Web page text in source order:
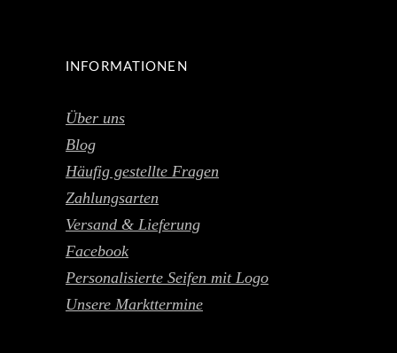
INFORMATIONEN
Über uns
Blog
Häufig gestellte Fragen
Zahlungsarten
Versand & Lieferung
Facebook
Personalisierte Seifen mit Logo
Unsere Markttermine